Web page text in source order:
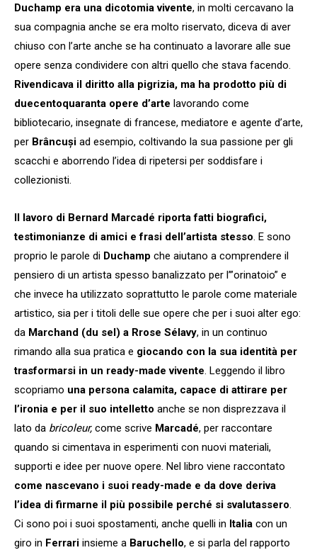
Duchamp era una dicotomia vivente, in molti cercavano la
sua compagnia anche se era molto riservato, diceva di aver
chiuso con l’arte anche se ha continuato a lavorare alle sue
opere senza condividere con altri quello che stava facendo.
Rivendicava il diritto alla pigrizia, ma ha prodotto più di
duecentoquaranta opere d’arte lavorando come
bibliotecario, insegnate di francese, mediatore e agente d’arte,
per Brâncuși ad esempio, coltivando la sua passione per gli
scacchi e aborrendo l’idea di ripetersi per soddisfare i
collezionisti.
Il lavoro di Bernard Marcadé riporta fatti biografici,
testimonianze di amici e frasi dell’artista stesso . E sono
proprio le parole di Duchamp che aiutano a comprendere il
pensiero di un artista spesso banalizzato per l’”orinatoio” e
che invece ha utilizzato soprattutto le parole come materiale
artistico, sia per i titoli delle sue opere che per i suoi alter ego:
da Marchand (du sel) a Rrose Sélavy, in un continuo
rimando alla sua pratica e giocando con la sua identità per
trasformarsi in un ready-made vivente . Leggendo il libro
scopriamo una persona calamita, capace di attirare per
l’ironia e per il suo intelletto anche se non disprezzava il
lato da bricoleur, come scrive Marcadé, per raccontare
quando si cimentava in esperimenti con nuovi materiali,
supporti e idee per nuove opere. Nel libro viene raccontato
come nascevano i suoi ready-made e da dove deriva
l’idea di firmarne il più possibile perché si svalutassero
Ci sono poi i suoi spostamenti, anche quelli in Italia con un
giro in Ferrari insieme a Baruchello, e si parla del rapporto